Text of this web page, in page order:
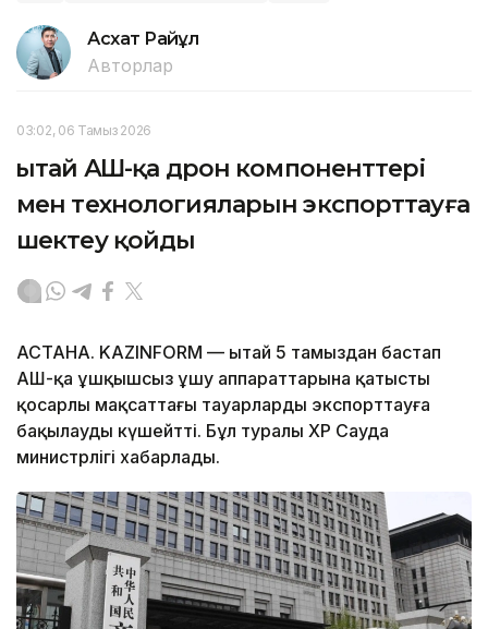
Асхат Райқұл
Авторлар
03:02, 06 Тамыз 2026
Қытай АҚШ-қа дрон компоненттері
мен технологияларын экспорттауға
шектеу қойды
АСТАНА. KAZINFORM — Қытай 5 тамыздан бастап
АҚШ-қа ұшқышсыз ұшу аппараттарына қатысты
қосарлы мақсаттағы тауарларды экспорттауға
бақылауды күшейтті. Бұл туралы ҚХР Сауда
министрлігі хабарлады.